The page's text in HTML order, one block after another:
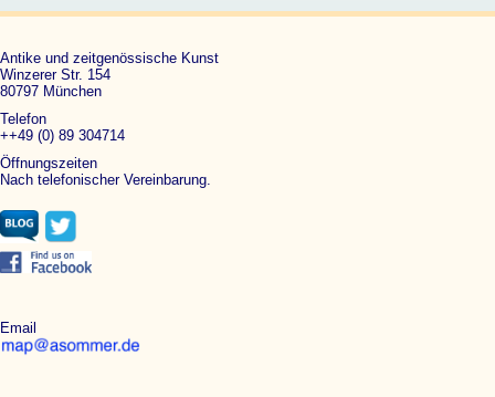
Antike und zeitgenössische Kunst
Winzerer Str. 154
80797 München
Telefon
++49 (0) 89 304714
Öffnungszeiten
Nach telefonischer Vereinbarung.
Email